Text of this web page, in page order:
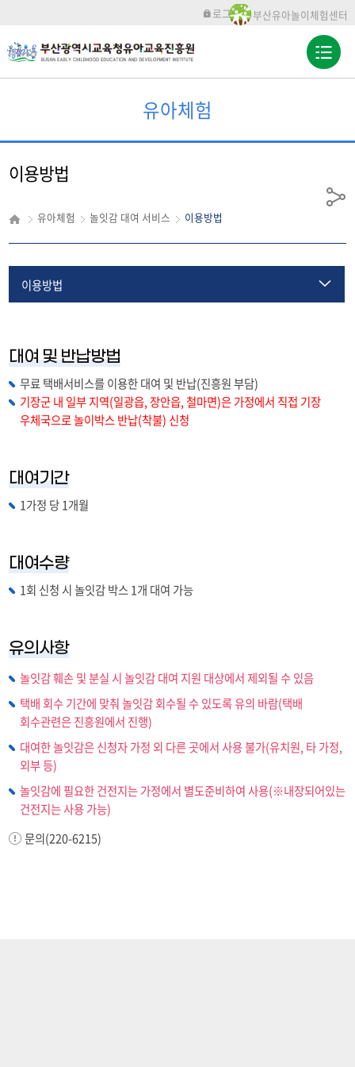
로그인 부산유아놀이체험센터
전
체
메
유아체험
이용방법
유아체험 놀잇감 대여 서비스 이용방법
공
이용방법
놀잇감 목록
대여 신청
대여 및 반납방법
무료 택배서비스를 이용한 대여 및 반납(진흥원 부담)
기장군 내 일부 지역(일광읍, 장안읍, 철마면)은 가정에서 직접 기장
우체국으로 놀이박스 반납(착불) 신청
대여기간
1가정 당 1개월
대여수량
1회 신청 시 놀잇감 박스 1개 대여 가능
유의사항
놀잇감 훼손 및 분실 시 놀잇감 대여 지원 대상에서 제외될 수 있음
택배 회수 기간에 맞춰 놀잇감 회수될 수 있도록 유의 바람(택배
회수관련은 진흥원에서 진행)
대여한 놀잇감은 신청자 가정 외 다른 곳에서 사용 불가(유치원, 타 가정,
외부 등)
놀잇감에 필요한 건전지는 가정에서 별도준비하여 사용(※내장되어있는
건전지는 사용 가능)
문의(220-6215)